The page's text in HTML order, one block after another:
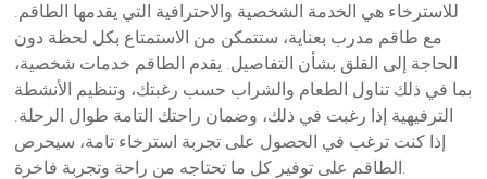
للاسترخاء هي الخدمة الشخصية والاحترافية التي يقدمها الطاقم.
مع طاقم مدرب بعناية، ستتمكن من الاستمتاع بكل لحظة دون
الحاجة إلى القلق بشأن التفاصيل. يقدم الطاقم خدمات شخصية،
بما في ذلك تناول الطعام والشراب حسب رغبتك، وتنظيم الأنشطة
الترفيهية إذا رغبت في ذلك، وضمان راحتك التامة طوال الرحلة.
إذا كنت ترغب في الحصول على تجربة استرخاء تامة، سيحرص
الطاقم على توفير كل ما تحتاجه من راحة وتجربة فاخرة.